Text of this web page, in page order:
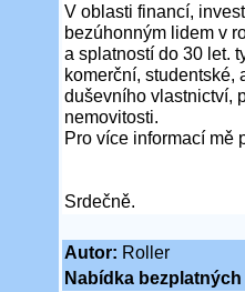
V oblasti financí,
bezúhonným lidem v
a splatností do 30 let.
komerční, studentské,
duševního vlastnictví,
nemovitosti.
Pro více informací mě
Srdečně.
Autor: Roller
Nabídka